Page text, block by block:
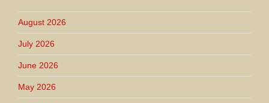
August 2026
July 2026
June 2026
May 2026